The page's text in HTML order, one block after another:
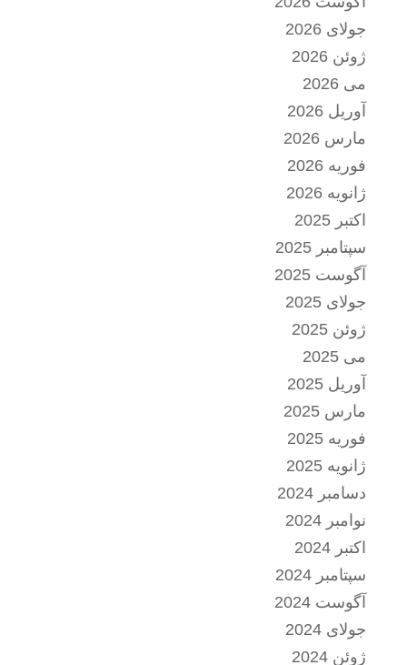
جولای 2026
ژوئن 2026
می 2026
آوریل 2026
مارس 2026
فوریه 2026
ژانویه 2026
اکتبر 2025
سپتامبر 2025
آگوست 2025
جولای 2025
ژوئن 2025
می 2025
آوریل 2025
مارس 2025
فوریه 2025
ژانویه 2025
دسامبر 2024
نوامبر 2024
اکتبر 2024
سپتامبر 2024
آگوست 2024
جولای 2024
ژوئن 2024